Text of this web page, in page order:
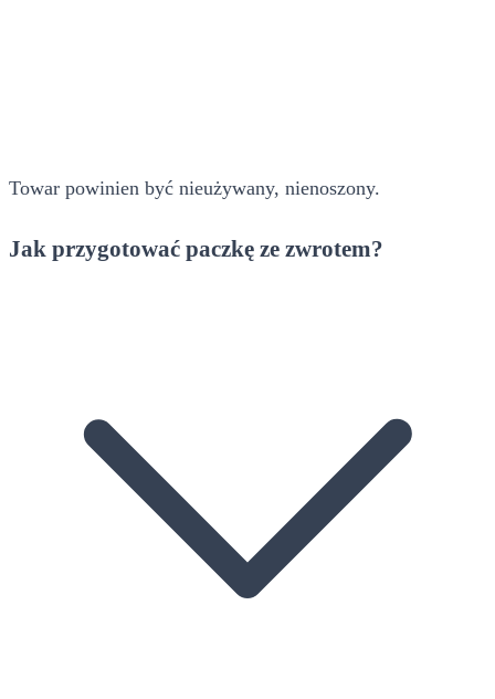
Towar powinien być nieużywany, nienoszony.
Jak przygotować paczkę ze zwrotem?